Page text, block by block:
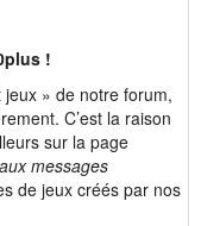
!
» de notre forum,
C’est la raison
sur la page
messages
de jeux créés par nos